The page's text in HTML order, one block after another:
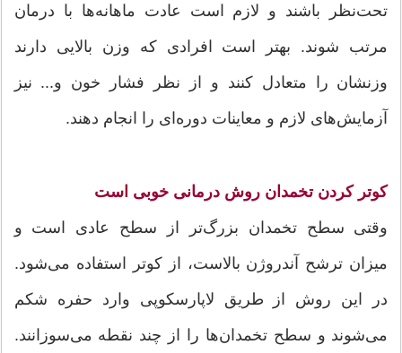
تحت‌نظر باشند و لازم است عادت ماهانه‌ها با درمان
مرتب شوند. بهتر است افرادی که وزن بالایی دارند
وزنشان را متعادل کنند و از نظر فشار خون و... نیز
آزمایش‌های لازم و معاینات دوره‌ای را انجام دهند.
کوتر کردن تخمدان روش درمانی خوبی است
وقتی سطح تخمدان بزرگ‌تر از سطح عادی است و
میزان ترشح آندروژن بالاست، از کوتر استفاده می‌شود.
در این روش از طریق لاپارسکوپی وارد حفره شکم
می‌شوند و سطح تخمدان‌ها را از چند نقطه می‌سوزانند.